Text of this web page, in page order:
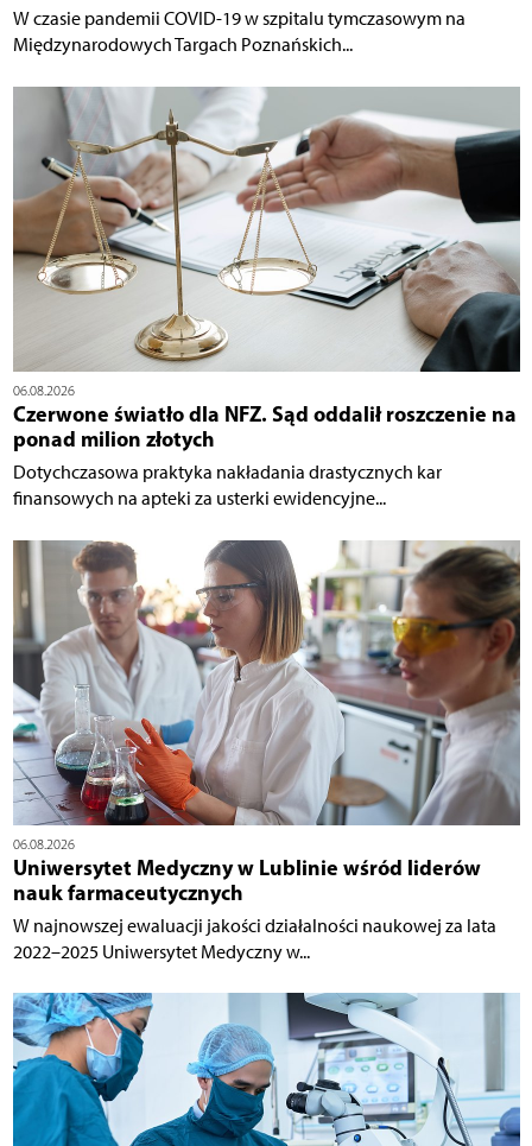
W czasie pandemii COVID-19 w szpitalu tymczasowym na
Międzynarodowych Targach Poznańskich...
06.08.2026
Czerwone światło dla NFZ. Sąd oddalił roszczenie na
ponad milion złotych
Dotychczasowa praktyka nakładania drastycznych kar
finansowych na apteki za usterki ewidencyjne...
06.08.2026
Uniwersytet Medyczny w Lublinie wśród liderów
nauk farmaceutycznych
W najnowszej ewaluacji jakości działalności naukowej za lata
2022–2025 Uniwersytet Medyczny w...